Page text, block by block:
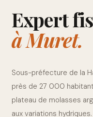
Expert
àMuret.
Sous-préfecture de la
près de 27 000
plateau de molasses
aux variations